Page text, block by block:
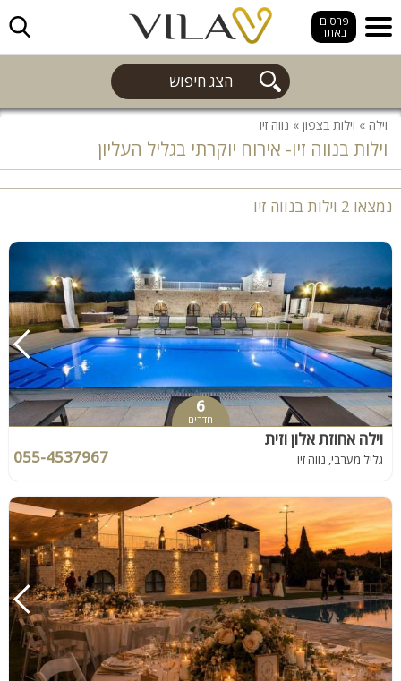
פרסום
באתר
הצג חיפוש
חפש
וילה » וילות בצפון » נווה זיו
וילות בנווה זיו- אירוח יוקרתי בגליל העליון
נמצאו 2 וילות בנווה זיו
6
חדרים
וילה אחוזת אלון וזית
גליל מערבי, נווה זיו 055-4537967